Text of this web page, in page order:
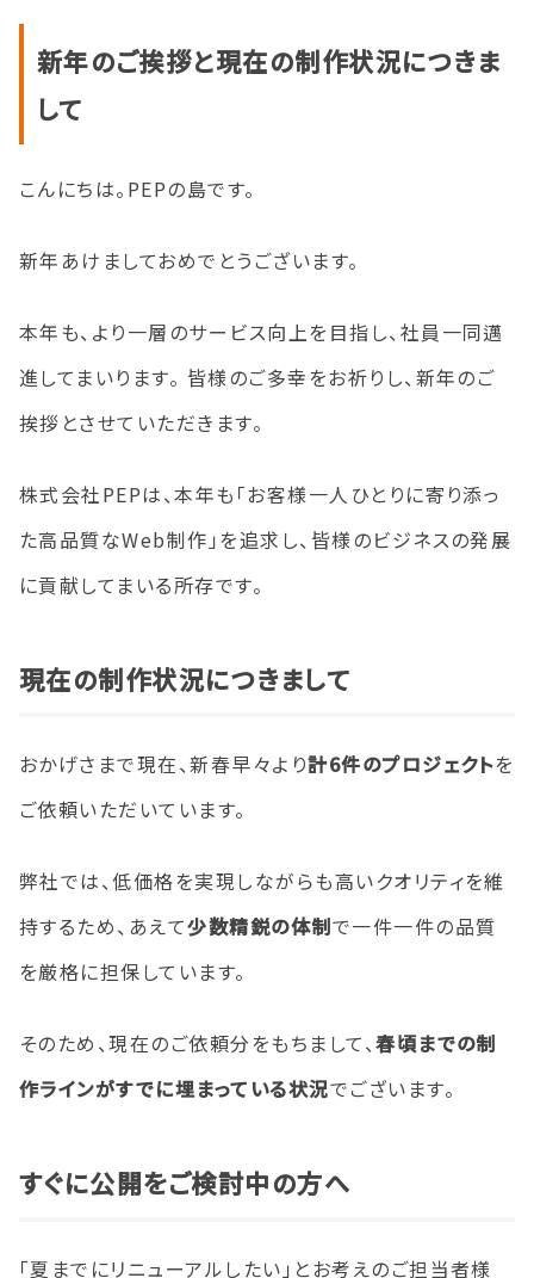
新年のご挨拶と現在の制作状況につきま
して
こんにちは。PEPの島です。
新年あけましておめでとうございます。
本年も、より一層のサービス向上を目指し、社員一同邁
進してまいります。 皆様のご多幸をお祈りし、新年のご
挨拶とさせていただきます。
株式会社PEPは、本年も「お客様一人ひとりに寄り添っ
た高品質なWeb制作」を追求し、皆様のビジネスの発展
に貢献してまいる所存です。
現在の制作状況につきまして
おかげさまで現在、新春早々より計6件のプロジェクトを
ご依頼いただいています。
弊社では、低価格を実現しながらも高いクオリティを維
持するため、あえて少数精鋭の体制で一件一件の品質
を厳格に担保しています。
そのため、現在のご依頼分をもちまして、春頃までの制
作ラインがすでに埋まっている状況でございます。
すぐに公開をご検討中の方へ
「夏までにリニューアルしたい」とお考えのご担当者様